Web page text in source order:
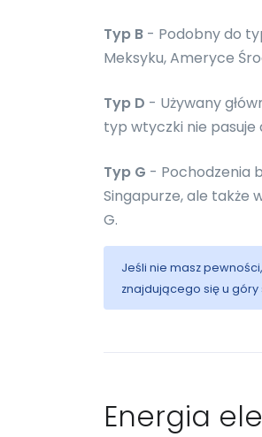
Typ B - Podobny do
Meksyku, Ameryce
Typ D - Używany
typ wtyczki nie pasuje
Typ G - Pochodzenia
Singapurze, ale także
G.
Jeśli nie masz
znajdującego się u
Energia